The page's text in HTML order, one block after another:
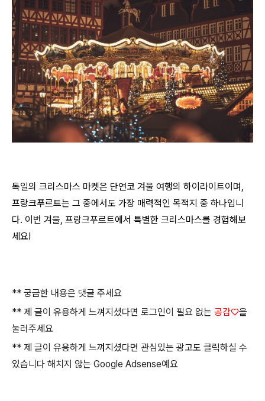
독일의 크리스마스 마켓은 단연코 겨울 여행의 하이라이트이며,
프랑크푸르트는 그 중에서도 가장 매력적인 목적지 중 하나입니
다. 이번 겨울, 프랑크푸르트에서 특별한 크리스마스를 경험해보
세요!
** 궁금한 내용은 댓글 주세요
** 제 글이 유용하게 느껴지셨다면 로그인이 필요 없는 공감♡을
눌러주세요
** 제 글이 유용하게 느껴지셨다면 관심있는 광고도 클릭하실 수
있습니다 해치지 않는 Google Adsense예요